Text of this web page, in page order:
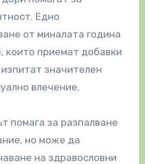
Едно
от миналата година
които приемат добавки
значителен
влечение.
помага за разпалване
но може да
на здравословни